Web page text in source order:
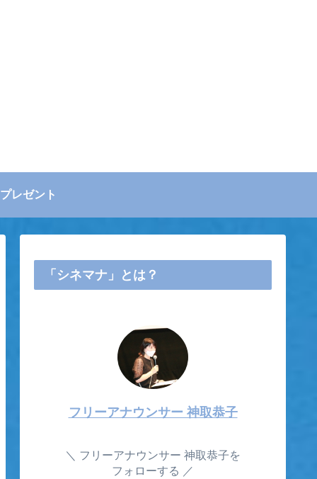
プレゼント
「シネマナ」とは？
フリーアナウンサー 神取恭子
フリーアナウンサー 神取恭子を
フォローする